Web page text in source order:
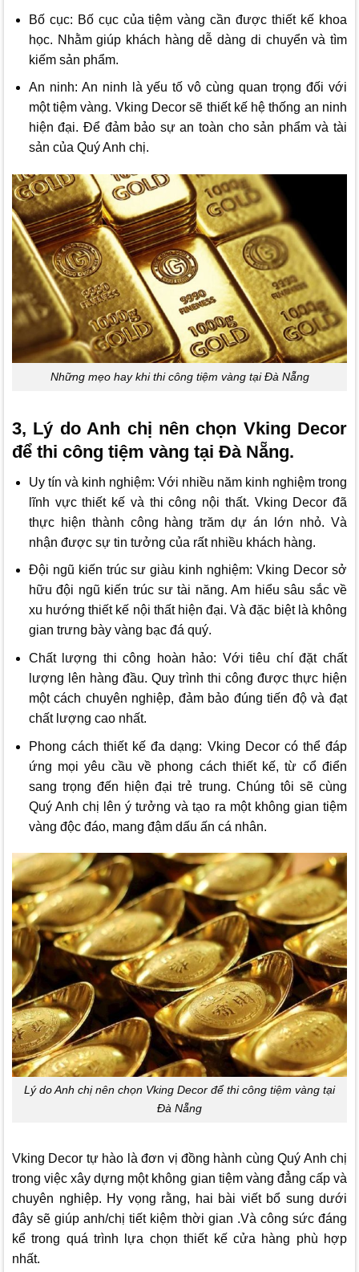
Bố cục: Bố cục của tiệm vàng cần được thiết kế khoa
học. Nhằm giúp khách hàng dễ dàng di chuyển và tìm
kiếm sản phẩm.
An ninh: An ninh là yếu tố vô cùng quan trọng đối với
một tiệm vàng. Vking Decorsẽ thiết kế hệ thống an ninh
hiện đại. Để đảm bảo sự an toàn cho sản phẩm và tài
sản của Quý Anh chị.
Những mẹo hay khi thi công tiệm vàng tại Đà Nẵng
3, Lý do Anh chị nên chọn Vking Decor
để thi công tiệm vàng tại Đà Nẵng.
Uy tín và kinh nghiệm: Với nhiều năm kinh nghiệm trong
lĩnh vực thiết kế và thi công nội thất. Vking Decor đã
thực hiện thành công hàng trăm dự án lớn nhỏ. Và
nhận được sự tin tưởng của rất nhiều khách hàng.
Đội ngũ kiến trúc sư giàu kinh nghiệm:Vking Decor sở
hữu đội ngũ kiến trúc sư tài năng. Am hiểu sâu sắc về
xu hướng thiết kế nội thất hiện đại. Và đặc biệt là không
gian trưng bày vàng bạc đá quý.
Chất lượng thi công hoàn hảo: Với tiêu chí đặt chất
lượng lên hàng đầu. Quy trình thi công được thực hiện
một cách chuyên nghiệp, đảm bảo đúng tiến độ và đạt
chất lượng cao nhất.
Phong cách thiết kế đa dạng: Vking Decorcó thể đáp
ứng mọi yêu cầu về phong cách thiết kế, từ cổ điển
sang trọng đến hiện đại trẻ trung. Chúng tôi sẽ cùng
Quý Anh chị lên ý tưởng và tạo ra một không gian tiệm
vàng độc đáo, mang đậm dấu ấn cá nhân.
Lý do Anh chị nên chọn Vking Decor để thi công tiệm vàng tại
Đà Nẵng
Vking Decor tự hào là đơn vị đồng hành cùng Quý Anh chị
trong việc xây dựng một không gian tiệm vàng đẳng cấp và
chuyên nghiệp. Hy vọng rằng, hai bài viết bổ sung dưới
đây sẽ giúp anh/chị tiết kiệm thời gian .Và công sức đáng
kể trong quá trình lựa chọn thiết kế cửa hàng phù hợp
nhất.